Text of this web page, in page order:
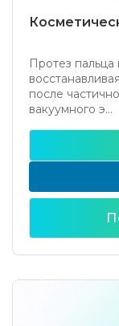
Протез пальца
после
вакуумного э...